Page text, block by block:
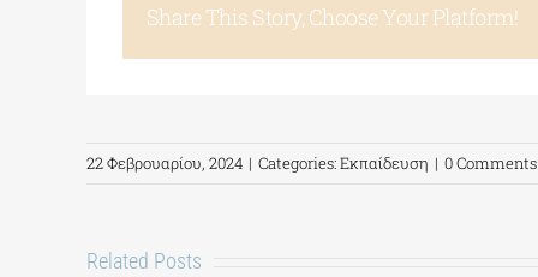
Share This Story, Choose Your Platform!
22 Φεβρουαρίου, 2024 | Categories:Εκπαίδευση | 0 Comments
Related Posts